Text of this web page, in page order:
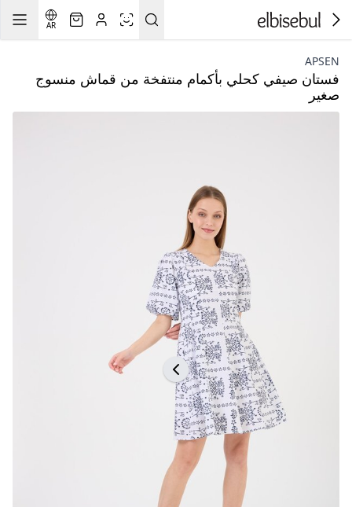
AR
APSEN
فستان صيفي كحلي بأكمام منتفخة من قماش منسوج
صغير